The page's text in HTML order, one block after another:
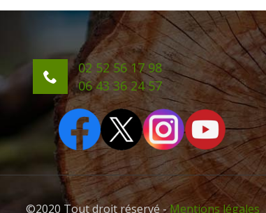
02 52 56 17 98
06 43 36 24 57
©2020 Tout droit réservé -Mentions légales